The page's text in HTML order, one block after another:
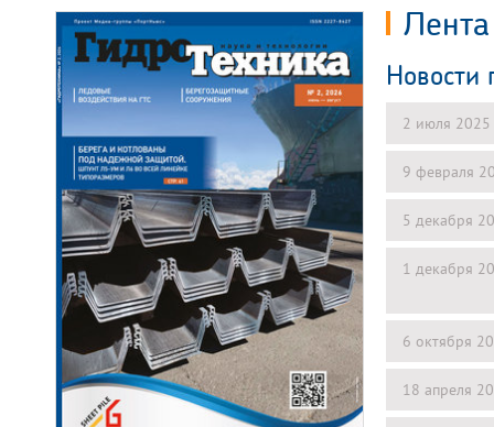
Новости
2 июля 2025
9 февраля
5 декабря
1 декабря
6 октября
18 апреля